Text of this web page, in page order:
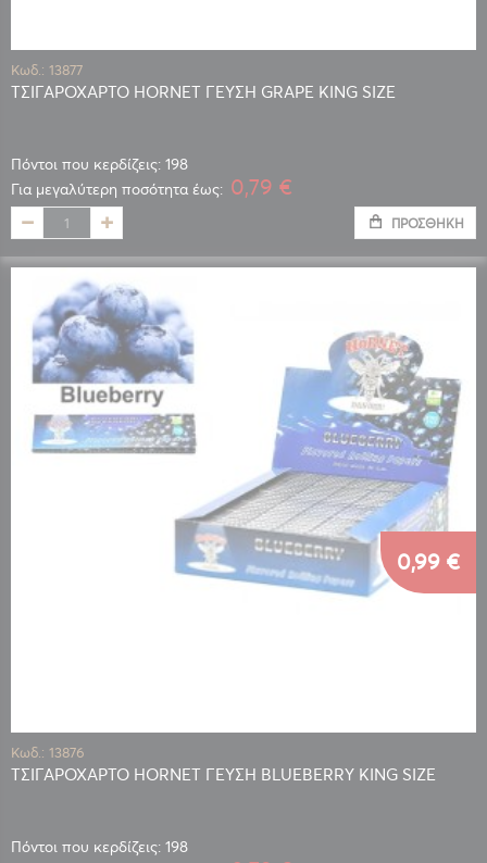
Κωδ.: 13877
ΤΣΙΓΑΡΟΧΑΡΤΟ HORNET ΓΕΥΣΗ GRAPE KING SIZE
Πόντοι που κερδίζεις: 198
Για μεγαλύτερη ποσότητα έως: 0,79 €
ΠΡΟΣΘΉΚΗ
Κωδ.: 13876
ΤΣΙΓΑΡΟΧΑΡΤΟ HORNET ΓΕΥΣΗ BLUEBERRY KING SIZE
Πόντοι που κερδίζεις: 198
0,99 €